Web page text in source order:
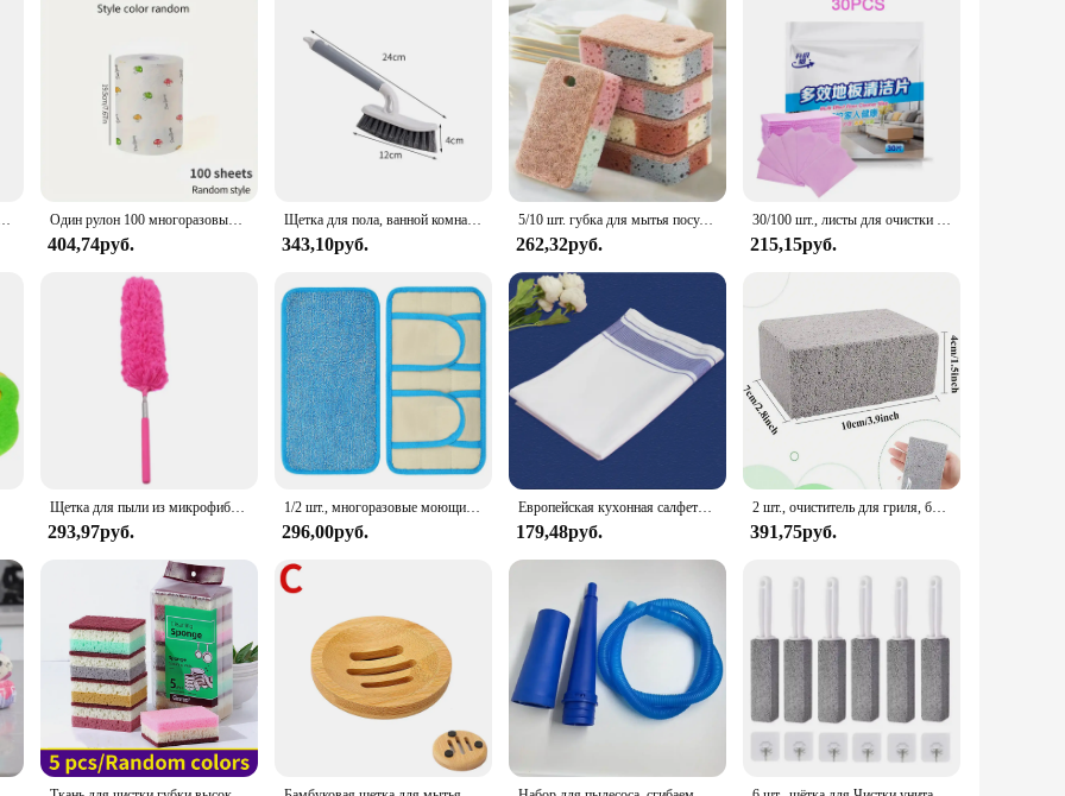
into your home. Its elegant, easy-to-use packaging makes it an attractive addition to any nail care routine. The gel's performance is
results, leaving your nails spotless and ready for any nail art or polish application. With this bundle, you can enjoy the luxury of a
пыли, щетка против пыли, домашний кондиционер, чистка автомобильной мебели Один рулон 100 многоразовых супер впитывающих ленивых салфеток, подходит для кухни, чистящая смазка и грязь
404,74руб.
Щетка для пола, ванной комнаты, стен, эргономичная щетка без мертвых углов, щетка для мытья кухни, инструменты для уборки
343,10руб.
5/10 шт. губка для мытья посуды, древесная целлюлоза, хлопок, цветная волшебная чистящая губка, щетки для удаления ржавчины, кухонный инструмент для мытья посуды
262,32руб.
30/100 шт., листы для очистки унитаза
215,15руб.
Щетка для пыли из микрофибры, выдвижная ручная щетка для удаления пыли и пыли, для дома, кондиционера, автомобиля, мебели
293,97руб.
1/2 шт., многоразовые моющиеся насадки для швабры из микрофибры
296,00руб.
Европейская кухонная салфетка, утолщенная хлопковая салфетка для чашек, тканевый коврик для отеля, ресторана, кухонные аксессуары, инструменты для уборки, подставка
179,48руб.
2 шт., очиститель для гриля, блок для чистки камней, прочная щетка для чистки барбекю, решетка для кемпинга, удаление грязи, ржавчины, очиститель железной пластины, прочный
391,75руб.